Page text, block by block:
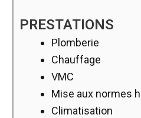
PRESTATIONS
Plomberie
Chauffage
VMC
Mise aux normes
Climatisation